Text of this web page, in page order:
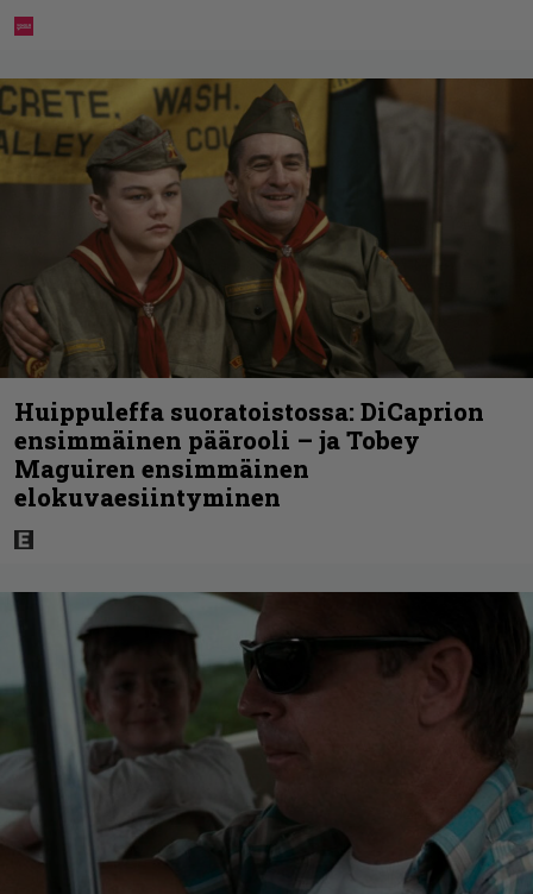
Huippuleffa suoratoistossa: DiCaprion
ensimmäinen päärooli – ja Tobey
Maguiren ensimmäinen
elokuvaesiintyminen